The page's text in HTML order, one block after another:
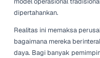
Memahami
Tenaga Kerja
Kekurangan tenaga